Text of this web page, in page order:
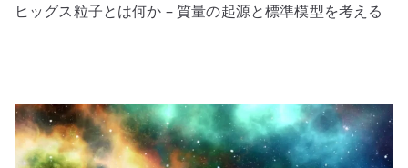
ヒッグス粒子とは何か – 質量の起源と標準模型を考える